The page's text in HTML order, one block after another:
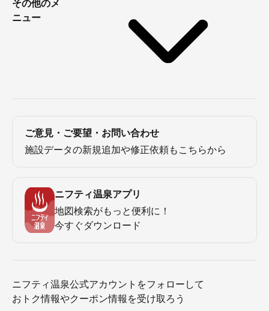
その他のメ
ニュー
ご意見・ご要望・お問い合わせ
施設データの新規追加や修正依頼もこちらから
ニフティ温泉アプリ
地図検索がもっと便利に！
今すぐダウンロード
ニフティ温泉公式アカウントをフォローして
おトク情報やクーポン情報を受け取ろう